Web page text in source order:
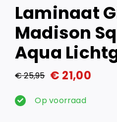
Laminaat
Madison
Aqua
€25,95
Oorspronkelijke
prijs
€ 21,00
Huidige
prijsOp voorraad